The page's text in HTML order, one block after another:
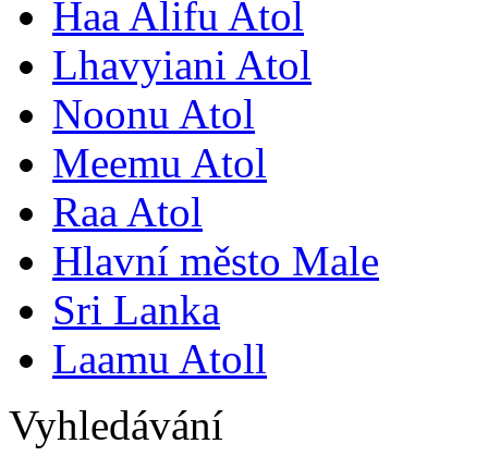
Haa Alifu Atol
Lhavyiani Atol
Noonu Atol
Meemu Atol
Raa Atol
Hlavní město Male
Sri Lanka
Laamu Atoll
Vyhledávání